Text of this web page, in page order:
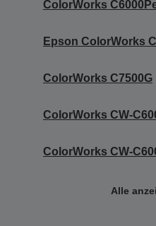
ColorWorks
Epson ColorWorks
ColorWorks C7500G
ColorWorks CW-
ColorWorks CW-
Alle